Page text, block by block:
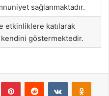
sağlanmaktadır.
etkinliklere katılarak
göstermektedir.
PinterestReddit VKontakte